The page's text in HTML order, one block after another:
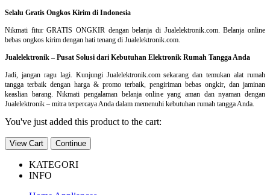
Selalu Gratis Ongkos Kirim di Indonesia
Nikmati fitur GRATIS ONGKIR dengan belanja di Jualelektronik.com. Belanja online
bebas ongkos kirim dengan hati tenang di Jualelektronik.com.
Jualelektronik – Pusat Solusi dari Kebutuhan Elektronik Rumah Tangga Anda
Jadi, jangan ragu lagi. Kunjungi Jualelektronik.com sekarang dan temukan alat rumah
tangga terbaik dengan harga & promo terbaik, pengiriman bebas ongkir, dan jaminan
keaslian barang. Nikmati pengalaman belanja online yang aman dan nyaman dengan
Jualelektronik – mitra terpercaya Anda dalam memenuhi kebutuhan rumah tangga Anda.
You've just added this product to the cart:
View Cart Continue
KATEGORI
INFO